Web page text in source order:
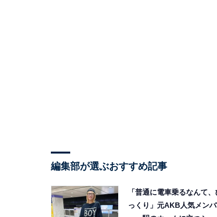
編集部が選ぶおすすめ記事
「普通に電車乗るなんて、
っくり」元AKB人気メンバ